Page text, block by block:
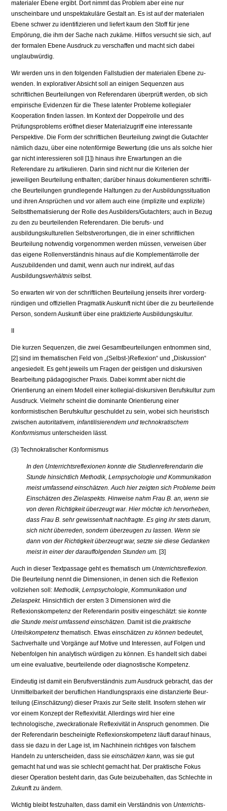
materialer Ebene ergibt. Dort nimmt das Problem aber eine nur
unscheinbare und unspektakuläre Ge­stalt an. Es ist auf der materialen
Ebene schwer zu identifizieren und liefert kaum den Stoff für jene
Empörung, die ihm der Sache nach zukäme. Hilflos versucht sie sich, auf
der formalen Ebene Ausdruck zu verschaffen und macht sich dabei
unglaubwürdig.
Wir werden uns in den folgenden Fallstudien der materialen Ebene zu­
wenden. In explorativer Absicht soll an einigen Sequenzen aus
schriftlichen Beurteilungen von Referendaren überprüft werden, ob sich
empirische Evi­denzen für die These latenter Probleme kollegialer
Kooperation finden las­sen. Im Kontext der Doppelrolle und des
Prüfungsproblems eröffnet dieser Materialzugriff eine interessante
Perspektive. Die Form der schriftlichen Be­urteilung zwingt die Gutachter
nämlich dazu, über eine notenförmige Bewer­tung (die uns als solche hier
gar nicht interessieren soll [1]) hinaus ihre Erwar­tungen an die
Referendare zu artikulieren. Darin sind nicht nur die Kriterien der
jeweiligen Beurteilung enthalten; darüber hinaus dokumentieren schriftli­
che Beurteilungen grundlegende Haltungen zu der Ausbildungssituation
und ihren Ansprüchen und vor allem auch eine (implizite und explizite)
Selbstthematisierung der Rolle des Ausbilders/Gutachters; auch in Bezug
zu den zu beurteilenden Referendaren. Die berufs- und
ausbildungskulturellen Selbst­verortungen, die in einer schriftlichen
Beurteilung notwendig vorgenommen werden müssen, verweisen über
das eigene Rollenverständnis hinaus auf die Komplementärrolle der
Auszubildenden und damit, wenn auch nur indirekt, auf das
Ausbildungsverhältnis selbst.
So erwarten wir von der schriftlichen Beurteilung jenseits ihrer vorderg­
ründigen und offiziellen Pragmatik Auskunft nicht über die zu beurteilende
Person, sondern Auskunft über eine praktizierte Ausbildungskultur.
Die kurzen Sequenzen, die zwei Gesamtbeurteilungen entnommen sind,
[2] sind im thematischen Feld von „(Selbst-)Reflexion“ und „Diskussion“
ange­siedelt. Es geht jeweils um Fragen der geistigen und diskursiven
Bearbeitung pädagogischer Praxis. Dabei kommt aber nicht die
Orientierung an einem Modell einer kollegial-diskursiven Berufskultur zum
Ausdruck. Vielmehr scheint die dominante Orientierung einer
konformistischen Berufskultur ge­schuldet zu sein, wobei sich heuristisch
zwischen autoritativem, infantilisierendem und technokratischem
Konformismus unterscheiden lässt.
(3) Technokratischer Konformismus
In den Unterrichtsreflexionen konnte die Studienreferendarin die
Stunde hin­sichtlich Methodik, Lernpsychologie und Kommunikation
meist umfassend einschätzen. Auch hier zeigten sich Probleme beim
Einschätzen des Zielas­pekts. Hinweise nahm Frau B. an, wenn sie
von deren Richtigkeit überzeugt war. Hier möchte ich hervorheben,
dass Frau B. sehr gewissenhaft nachfrag­te. Es ging ihr stets darum,
sich nicht überreden, sondern überzeugen zu las­sen. Wenn sie
dann von der Richtigkeit überzeugt war, setzte sie diese Ge­danken
meist in einer der darauffolgenden Stunden um. [3]
Auch in dieser Textpassage geht es thematisch um Unterrichtsreflexion.
Die Beurteilung nennt die Dimensionen, in denen sich die Reflexion
vollziehen soll: Methodik, Lernpsychologie, Kommunikation und
Zielaspekt. Hinsicht­lich der ersten 3 Dimensionen wird die
Reflexionskompetenz der Referenda­rin positiv eingeschätzt: sie konnte
die Stunde meist umfassend einschätzen. Damit ist die praktische
Urteilskompetenz thematisch. Etwas einschätzen zu können bedeutet,
Sachverhalte und Vorgänge auf Motive und Interessen, auf Folgen und
Nebenfolgen hin analytisch würdigen zu können. Es handelt sich dabei
um eine evaluative, beurteilende oder diagnostische Kompetenz.
Eindeutig ist damit ein Berufsverständnis zum Ausdruck gebracht, das der
Unmittelbarkeit der beruflichen Handlungspraxis eine distanzierte Beur­
teilung (Einschätzung) dieser Praxis zur Seite stellt. Insofern stehen wir
vor einem Konzept der Reflexivität. Allerdings wird hier eine
technologische, zweckrationale Reflexivität in Anspruch genommen. Die
der Referendarin bescheinigte Reflexionskompetenz läuft darauf hinaus,
dass sie dazu in der Lage ist, im Nachhinein richtiges von falschem
Handeln zu unterscheiden, dass sie einschätzen kann, was sie gut
gemacht hat und was sie schlecht ge­macht hat. Der praktische Fokus
dieser Operation besteht darin, das Gute bei­zubehalten, das Schlechte in
Zukunft zu ändern.
Wichtig bleibt festzuhalten, dass damit ein Verständnis von Unterrichts­